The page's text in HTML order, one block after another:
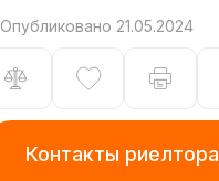
Опубликовано 21.05.2024
Контакты риелтора